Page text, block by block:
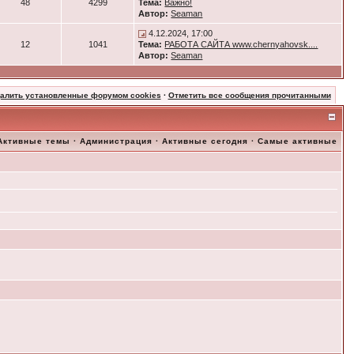
48 4299 Тема: Важно!
Автор: Seaman
12 1041
4.12.2024, 17:00
Тема: РАБОТА САЙТА www.chernyahovsk....
Автор: Seaman
установленные форумом cookies · Отметить все сообщения прочитанными
темы ·Администрация ·Активные сегодня ·Самые активные